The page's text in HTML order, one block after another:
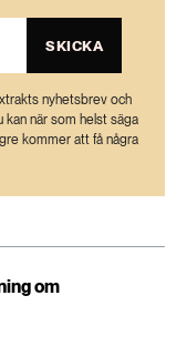
SKICKA
nyhetsbrev och
kan när som helst säga
kommer att få några
om